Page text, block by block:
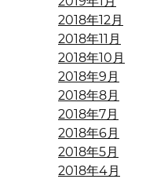
2018年12月
2018年11月
2018年10月
2018年9月
2018年8月
2018年7月
2018年6月
2018年5月
2018年4月